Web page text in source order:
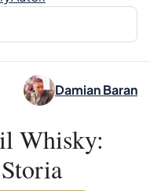
Damian Baran
Whisky: